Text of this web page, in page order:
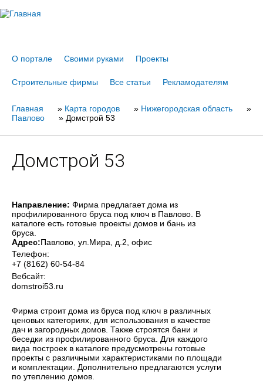
О портале Своими руками Проекты
Строительные фирмы Все статьи Рекламодателям
Вы
Главная » Карта городов » Нижегородская область
»
Павлово
» Домстрой 53
Домстрой 53
Направление: Фирма предлагает дома из
профилированного бруса под ключ в Павлово. В
каталоге есть готовые проекты домов и бань из
бруса.
Адрес:Павлово , ул.Мира, д.2, офис
Телефон:
+7 (8162) 60-54-84
Вебсайт:
domstroi53.ru
Фирма строит дома из бруса под ключ в различных
ценовых категориях, для использования в качестве
дач и загородных домов. Также строятся бани и
беседки из профилированного бруса. Для каждого
вида построек в каталоге предусмотрены готовые
проекты с различными характеристиками по площади
и комплектации. Дополнительно предлагаются услуги
по утеплению домов.